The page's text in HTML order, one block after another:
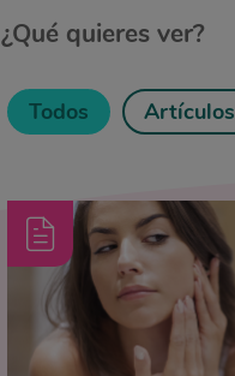
¿Qué quieres ver?
Todos Artículos